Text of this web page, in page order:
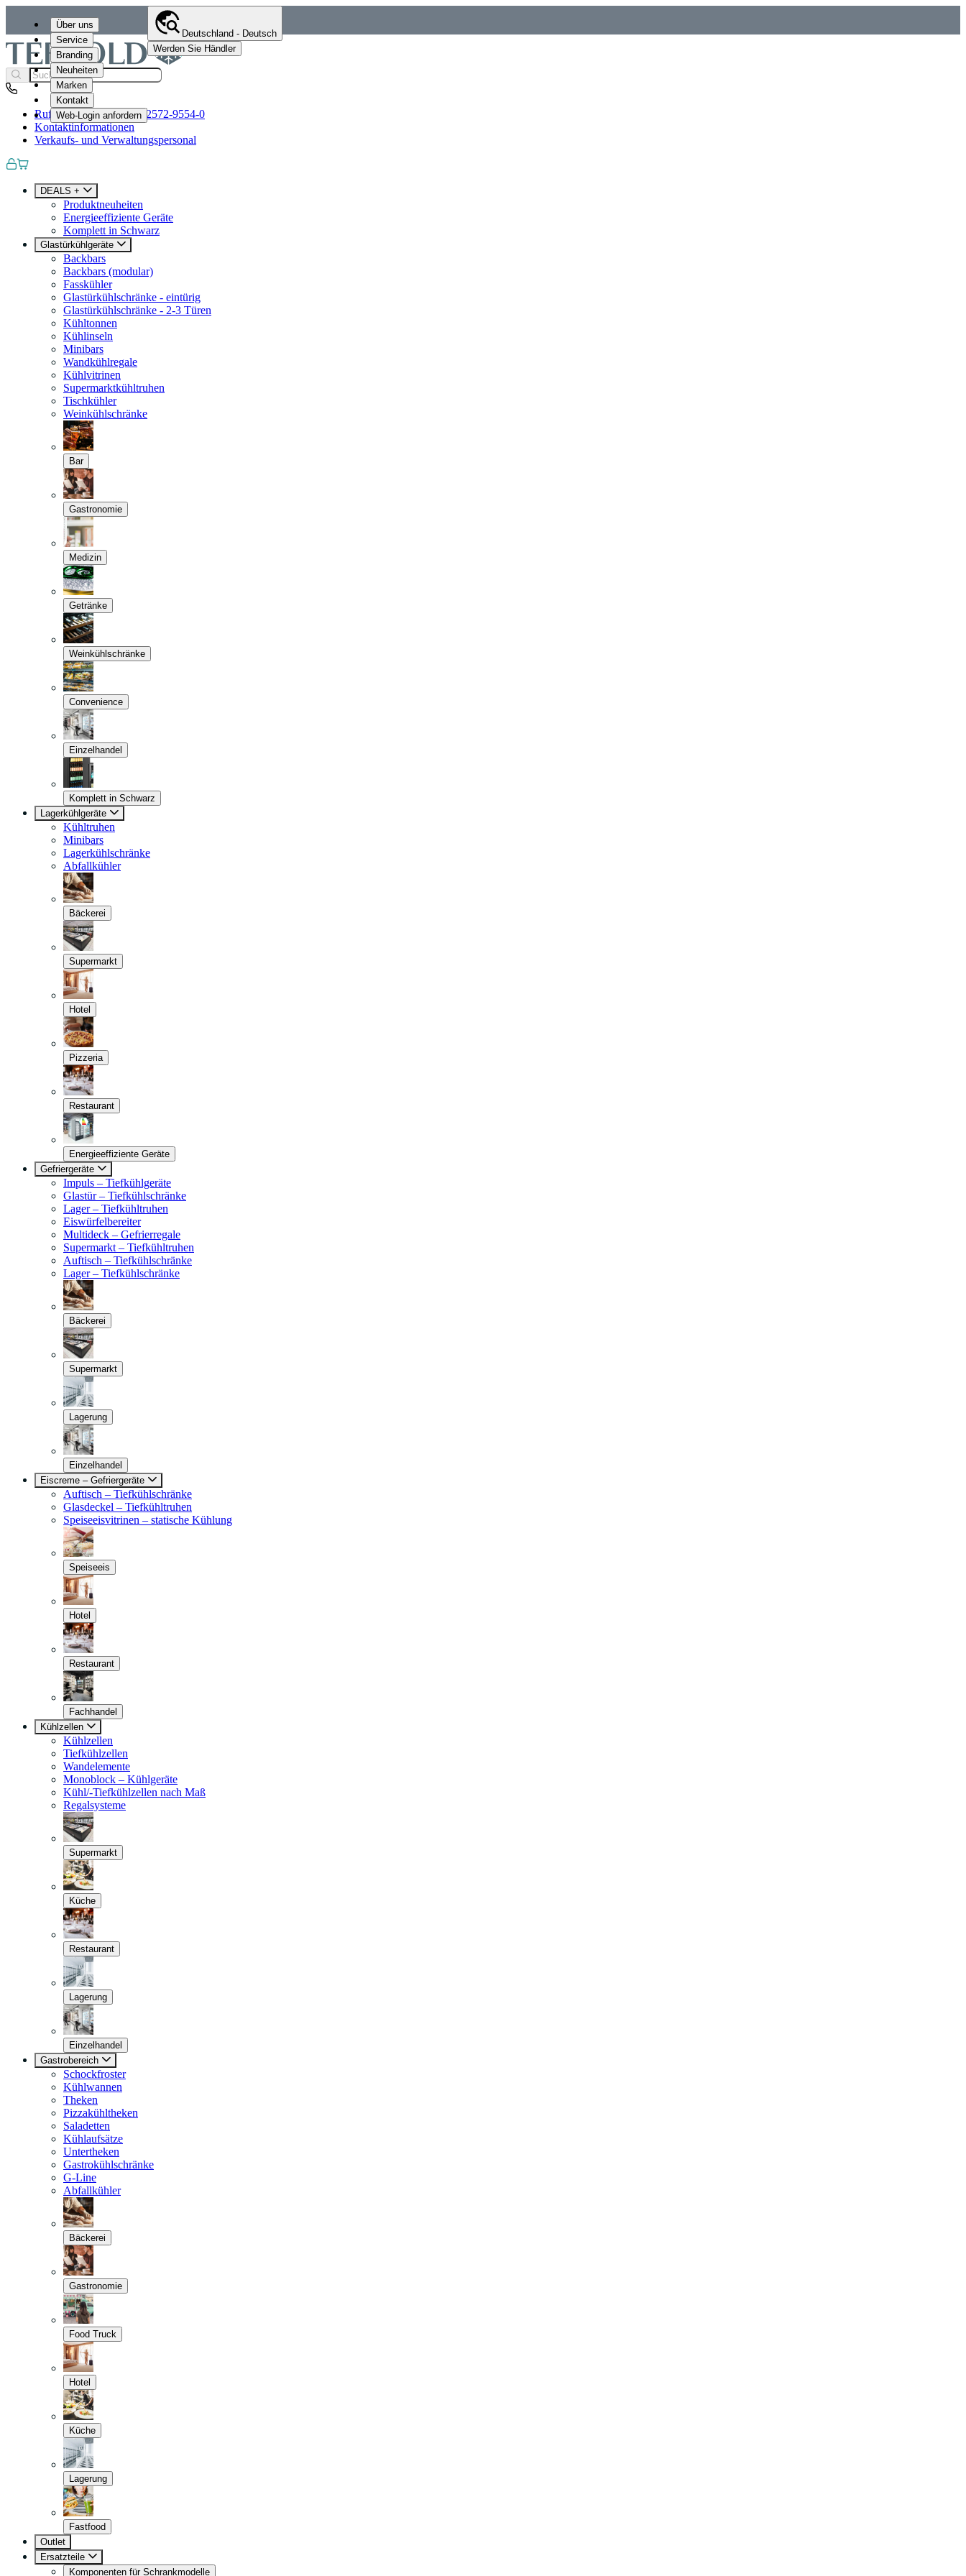
Über uns
Service
Branding
Neuheiten
Marken
Kontakt
Web-Login anfordern
Deutschland - Deutsch
Werden Sie Händler
Rufen Sie uns an+49 (0)2572-9554-0
Kontaktinformationen
Verkaufs- und Verwaltungspersonal
DEALS +
Produktneuheiten
Energieeffiziente Geräte
Komplett in Schwarz
Glastürkühlgeräte
Backbars
Backbars (modular)
Fasskühler
Glastürkühlschränke - eintürig
Glastürkühlschränke - 2-3 Türen
Kühltonnen
Kühlinseln
Minibars
Wandkühlregale
Kühlvitrinen
Supermarktkühltruhen
Tischkühler
Weinkühlschränke
Bar
Gastronomie
Medizin
Getränke
Weinkühlschränke
Convenience
Einzelhandel
Komplett in Schwarz
Lagerkühlgeräte
Kühltruhen
Minibars
Lagerkühlschränke
Abfallkühler
Bäckerei
Supermarkt
Hotel
Pizzeria
Restaurant
Energieeffiziente Geräte
Gefriergeräte
Impuls – Tiefkühlgeräte
Glastür – Tiefkühlschränke
Lager – Tiefkühltruhen
Eiswürfelbereiter
Multideck – Gefrierregale
Supermarkt – Tiefkühltruhen
Auftisch – Tiefkühlschränke
Lager – Tiefkühlschränke
Bäckerei
Supermarkt
Lagerung
Einzelhandel
Eiscreme – Gefriergeräte
Auftisch – Tiefkühlschränke
Glasdeckel – Tiefkühltruhen
Speiseeisvitrinen – statische Kühlung
Speiseeis
Hotel
Restaurant
Fachhandel
Kühlzellen
Kühlzellen
Tiefkühlzellen
Wandelemente
Monoblock – Kühlgeräte
Kühl/-Tiefkühlzellen nach Maß
Regalsysteme
Supermarkt
Küche
Restaurant
Lagerung
Einzelhandel
Gastrobereich
Schockfroster
Kühlwannen
Theken
Pizzakühltheken
Saladetten
Kühlaufsätze
Untertheken
Gastrokühlschränke
G-Line
Abfallkühler
Bäckerei
Gastronomie
Food Truck
Hotel
Küche
Lagerung
Fastfood
Outlet
Ersatzteile
Komponenten für Schrankmodelle